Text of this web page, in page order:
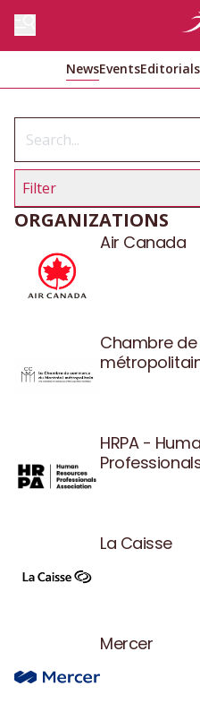
NewsEventsEditorials
Filter
ORGANIZATIONS
Air Canada
Chambre
HRPA -
La Caisse
Mercer